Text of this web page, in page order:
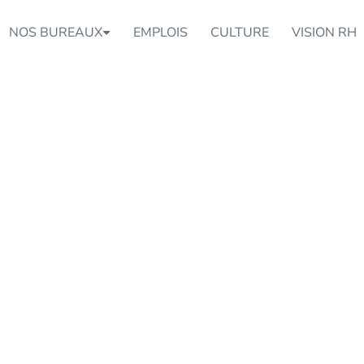
NOS BUREAUX EMPLOIS CULTURE VISION RH